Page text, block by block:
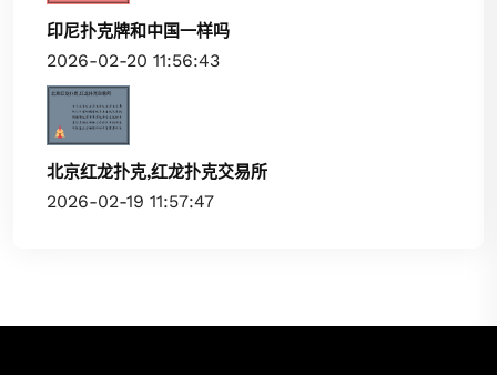
印尼扑克牌和中国一样吗
2026-02-20 11:56:43
北京红龙扑克,红龙扑克交易所
2026-02-19 11:57:47